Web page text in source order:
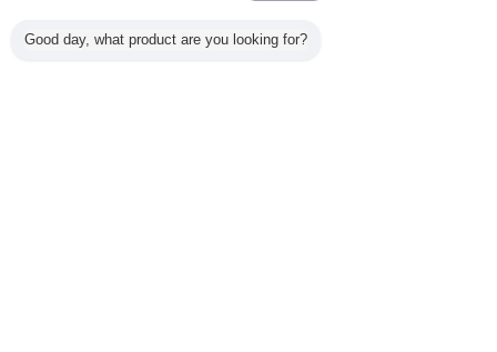
Good day, what product are you looking for?